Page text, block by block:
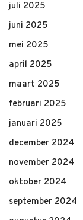
juli 2025
juni 2025
mei 2025
april 2025
maart 2025
februari 2025
januari 2025
december 2024
november 2024
oktober 2024
september 2024